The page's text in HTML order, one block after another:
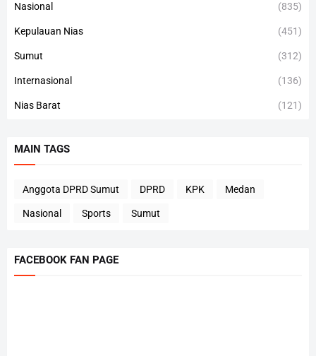
Nasional (835)
Kepulauan Nias (451)
Sumut (312)
Internasional (136)
Nias Barat (121)
MAIN TAGS
Anggota DPRD Sumut DPRD KPK Medan
Nasional Sports Sumut
FACEBOOK FAN PAGE